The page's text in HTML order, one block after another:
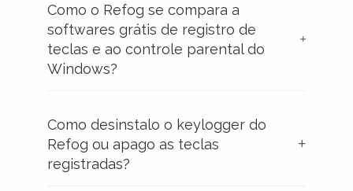
Como o Refog se compara a
softwares grátis de registro de
teclas e ao controle parental do
Windows?
Como desinstalo o keylogger do
Refog ou apago as teclas
registradas?